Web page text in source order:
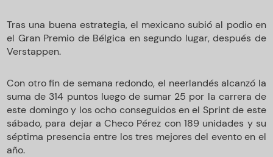
Tras una buena estrategia, el mexicano subió al podio en
el Gran Premio de Bélgica en segundo lugar, después de
Verstappen.
Con otro fin de semana redondo, el neerlandés alcanzó la
suma de 314 puntos luego de sumar 25 por la carrera de
este domingo y los ocho conseguidos en el Sprint de este
sábado, para dejar a Checo Pérez con 189 unidades y su
séptima presencia entre los tres mejores del evento en el
año.